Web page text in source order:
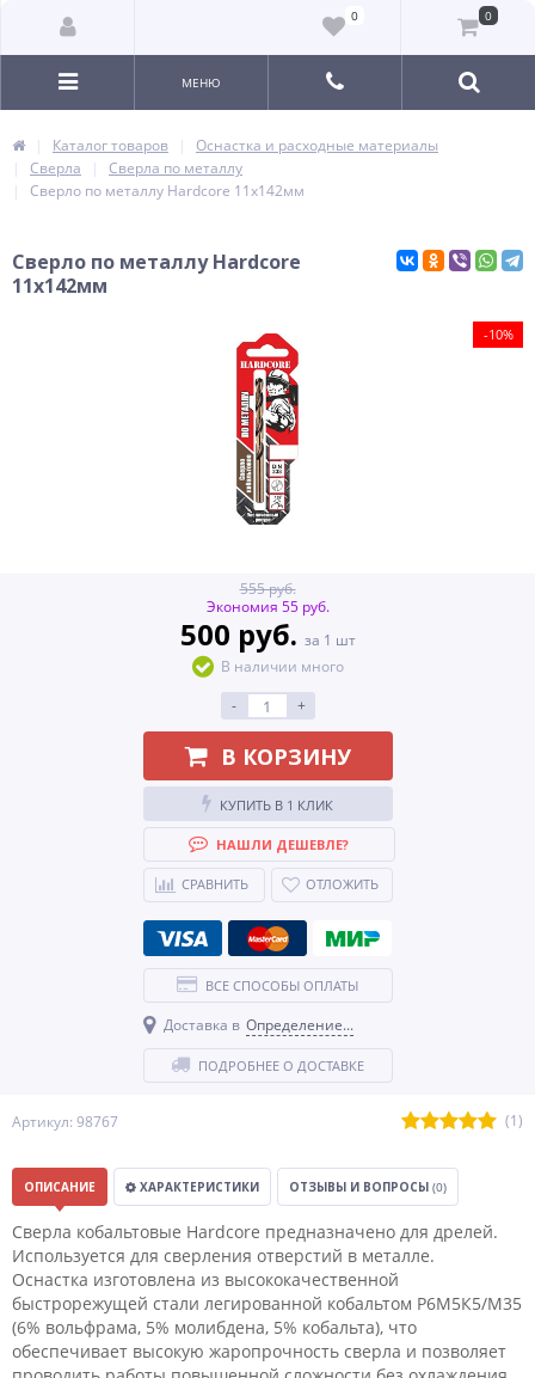
0 0
МЕНЮ
Каталог товаров
Оснастка и расходные материалы
Сверла
Сверла по металлу
Сверло по металлу Hardcore 11х142мм
Сверло по металлу Hardcore
11х142мм
-10%
Артикул: 98767 (1)
555 руб.
Экономия 55 руб.
500 руб. за 1 шт
В наличии много
-
+
В КОРЗИНУ
КУПИТЬ В 1 КЛИК
НАШЛИ ДЕШЕВЛЕ?
СРАВНИТЬ ОТЛОЖИТЬ
ВСЕ СПОСОБЫ ОПЛАТЫ
Доставка в Определение...
ПОДРОБНЕЕ О ДОСТАВКЕ
ОПИСАНИЕ ХАРАКТЕРИСТИКИ ОТЗЫВЫ И ВОПРОСЫ (0)
Сверла кобальтовые Hardcore предназначено для дрелей.
Используется для сверления отверстий в металле.
Оснастка изготовлена из высококачественной
быстрорежущей стали легированной кобальтом Р6М5К5/М35
(6% вольфрама, 5% молибдена, 5% кобальта), что
обеспечивает высокую жаропрочность сверла и позволяет